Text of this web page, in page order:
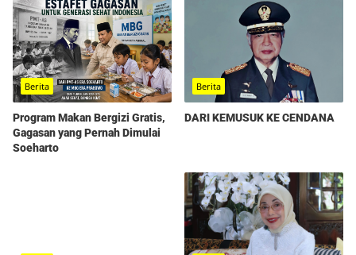
Berita
Program Makan Bergizi Gratis,
Gagasan yang Pernah Dimulai
Soeharto
Berita
DARI KEMUSUK KE CENDANA